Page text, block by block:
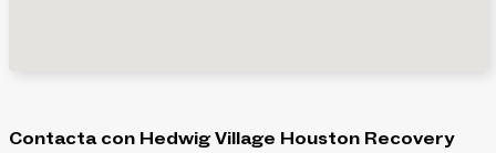
Contacta con Hedwig Village Houston Recovery